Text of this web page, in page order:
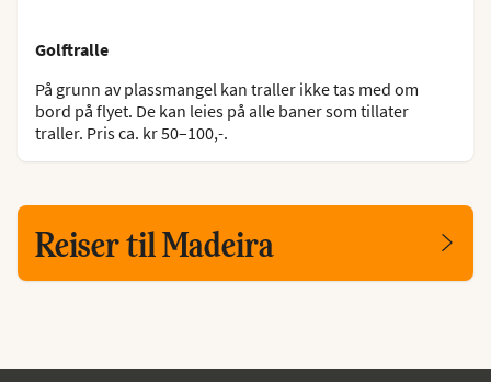
Golftralle
På grunn av plassmangel kan traller ikke tas med om
bord på flyet. De kan leies på alle baner som tillater
traller. Pris ca. kr 50–100,-.
Reiser til Madeira